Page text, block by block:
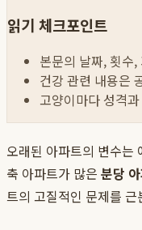
읽기 체크포인트
본문의 날짜, 횟수
건강 관련 내용은
고양이마다 성격
오래된 아파트의 변수는
축 아파트가 많은 분당
트의 고질적인 문제를